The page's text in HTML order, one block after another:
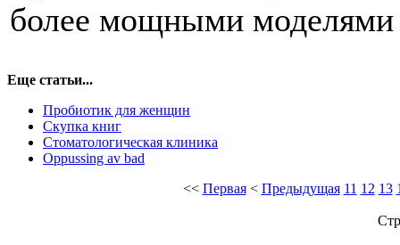
более мощными моделями
Еще статьи...
Пробиотик для женщин
Скупка книг
Стоматологическая клиника
Oppussing av bad
<< Первая< Предыдущая 11 12 13